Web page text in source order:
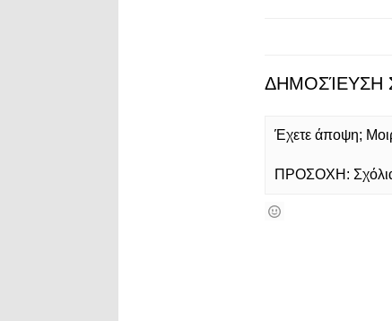
ΔΗΜΟΣΊΕΥΣΗ
Έχετε άποψη;
ΠΡΟΣΟΧΗ: Σχόλια